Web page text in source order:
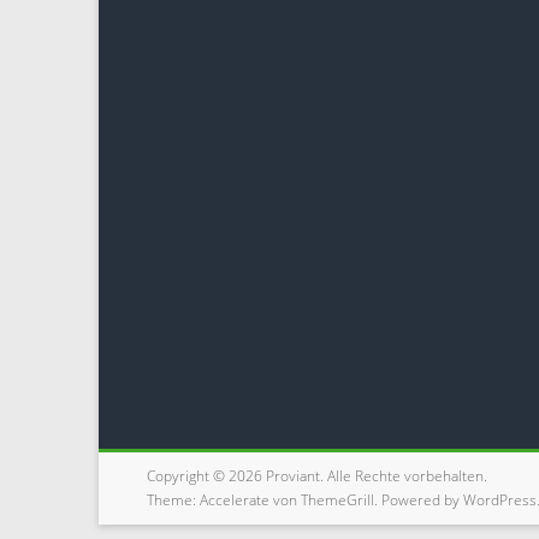
Copyright © 2026 Proviant. Alle Rechte vorbehalten.
Theme: Accelerate von ThemeGrill. Powered byWordPress.